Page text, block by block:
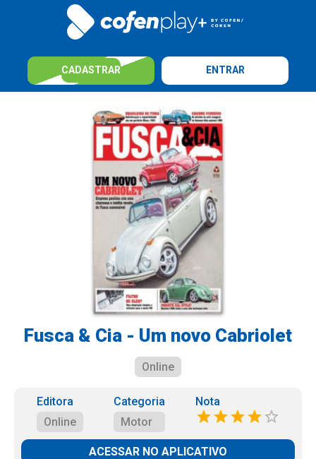
CADASTRAR ENTRAR
Fusca & Cia - Um novo Cabriolet
Online
Editora
Online
Categoria
Motor
Nota
ACESSAR NO APLICATIVO